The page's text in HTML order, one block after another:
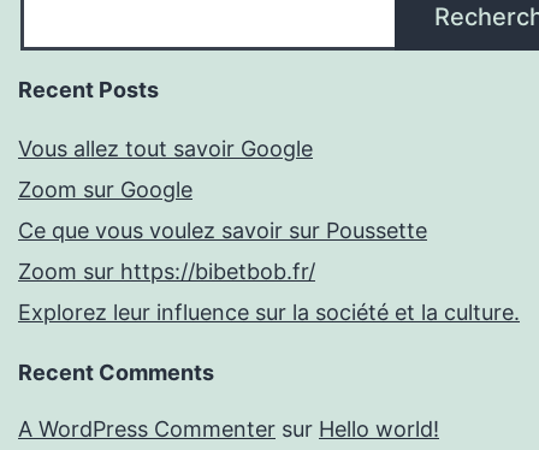
Recent Posts
Vous allez tout savoir Google
Zoom sur Google
Ce que vous voulez savoir sur Poussette
Zoom sur https://bibetbob.fr/
Explorez leur influence sur la société et la culture.
Recent Comments
A WordPress Commenter sur Hello world!